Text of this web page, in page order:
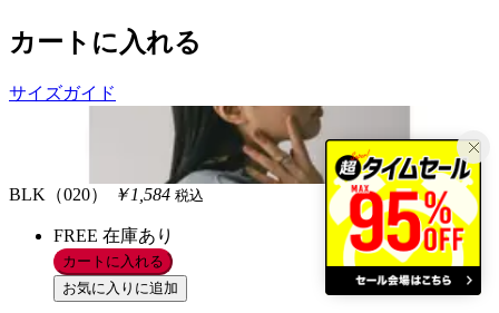
カートに入れる
サイズガイド
BLK（020） ￥1,584 税込
FREE 在庫あり
カートに入れる
お気に入りに追加